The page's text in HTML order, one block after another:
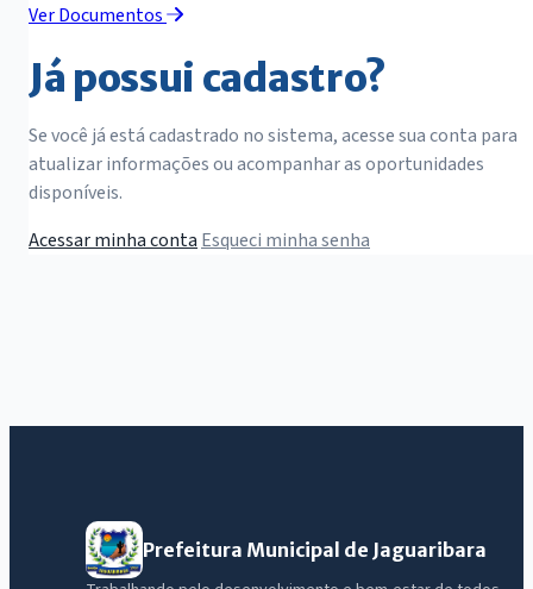
Ver Documentos
Já possui cadastro?
Se você já está cadastrado no sistema, acesse sua conta para
atualizar informações ou acompanhar as oportunidades
disponíveis.
Acessar minha conta Esqueci minha senha
Prefeitura Municipal de Jaguaribara